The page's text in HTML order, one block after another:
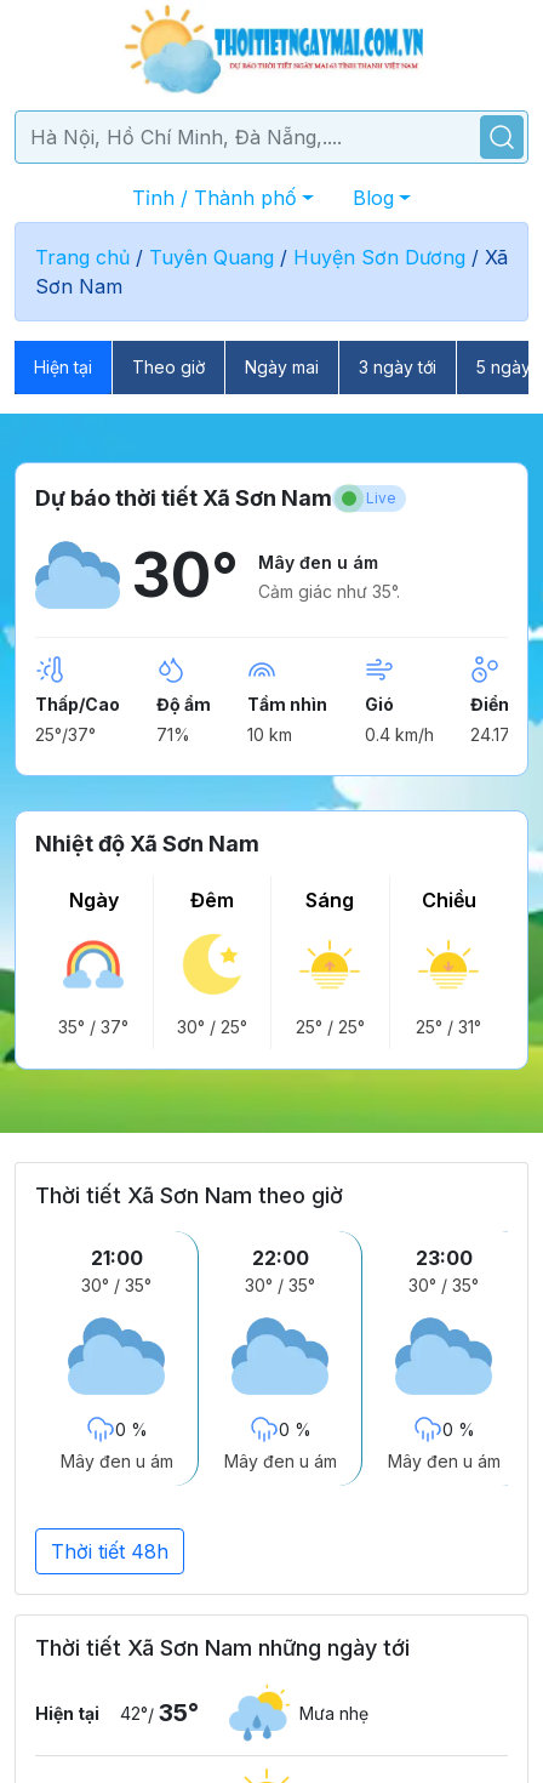
Tỉnh / Thành phố Blog
Trang chủ / Tuyên Quang / Huyện Sơn Dương / Xã
Sơn Nam
Hiện tại Theo giờ Ngày mai 3 ngày tới 5 ngày
Dự báo thời tiết Xã Sơn Nam Live
30°
Mây đen u ám
Cảm giác như 35°.
Thấp/Cao
25°/37°
Độ ẩm
71%
Tầm nhìn
10 km
Gió
0.4 km/h
Điểm
24.17°
Nhiệt độ Xã Sơn Nam
Ngày
35° /37°
Đêm
30° / 25°
Sáng
25° / 25°
Chiều
25° /31°
Thời tiết Xã Sơn Nam theo giờ
21:00
30° / 35°
0 %
Mây đen u ám
22:00
30° / 35°
0 %
Mây đen u ám
23:00
30° / 35°
0 %
Mây đen u ám
Thời tiết 48h
Thời tiết Xã Sơn Nam những ngày tới
Hiện tại 42°/ 35° Mưa nhẹ